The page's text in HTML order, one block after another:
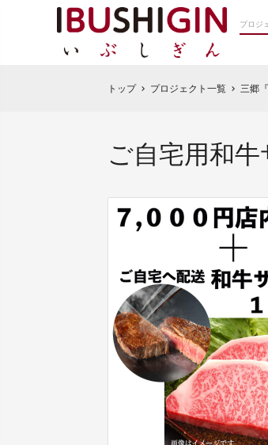
トップ chevron_right プロジェクト一覧 chevron_right 三郷
ご自宅用和